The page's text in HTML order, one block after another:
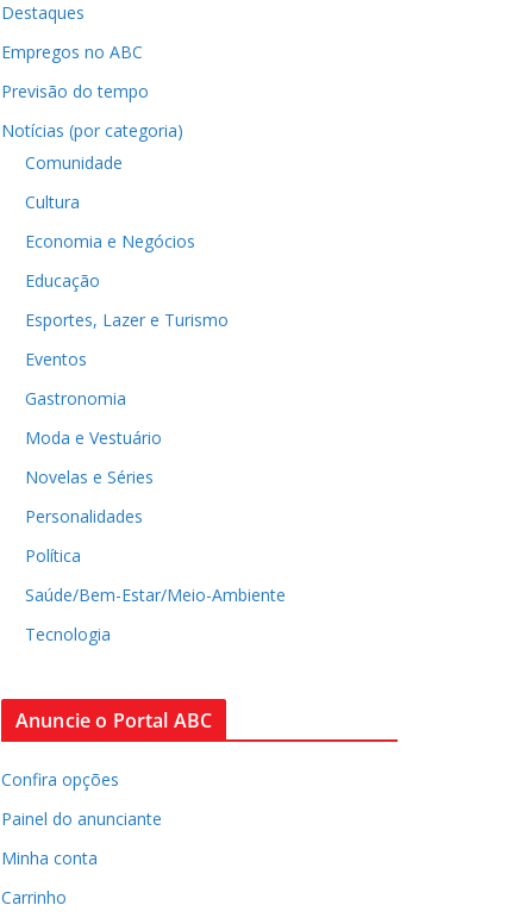
Destaques
Empregos no ABC
Previsão do tempo
Notícias (por categoria)
Comunidade
Cultura
Economia e Negócios
Educação
Esportes, Lazer e Turismo
Eventos
Gastronomia
Moda e Vestuário
Novelas e Séries
Personalidades
Política
Saúde/Bem-Estar/Meio-Ambiente
Tecnologia
Anuncie o Portal ABC
Confira opções
Painel do anunciante
Minha conta
Carrinho